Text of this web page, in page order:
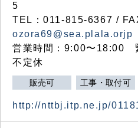
5
TEL：011-815-6367 /
ozora69@sea.plala.orjp
営業時間：9:00〜18:00
不定休
販売可 工事・取付可
http://nttbj.itp.ne.jp/